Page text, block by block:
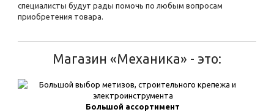
специалисты будут рады помочь по любым вопросам
приобретения товара.
Магазин «Механика» - это:
Большой ассортимент